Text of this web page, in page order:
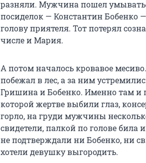
разняли. Мужчина пошел
посиделок — Константин Бобенко
голову приятеля. Тот потерял
числе и Мария.
А потом началось кровавое
побежал в лес, а за ним
Гришина и Бобенко. Именно там и
которой жертве выбили глаз,
горло, на груди мужчины
свидетели, палкой по голове
не подтверждали ни Бобенко, ни
хотели девушку выгородить.